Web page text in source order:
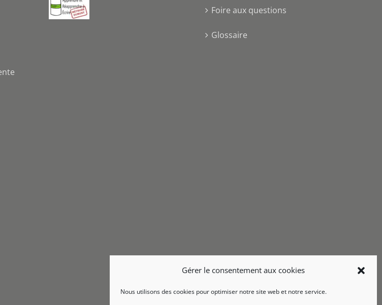
Gérer le consentement aux cookies
Nous utilisons des cookies pour optimiser notre site web et notre service.
Foire aux questions
Glossaire